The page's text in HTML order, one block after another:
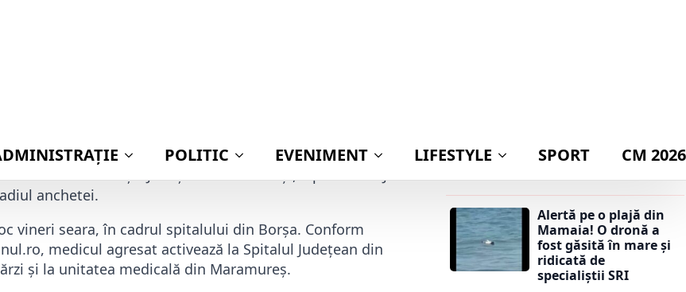
a fost reintrodus în Centrul de Reţinere şi Arestare
anchetei.
vineri seara, în cadrul spitalului din Borșa. Conform
medicul agresat activează la Spitalul Județean din
și la unitatea medicală din Maramureș.
euro: „Ar însemna
Alertă pe o plajă din
Mamaia! O dronă a
fost găsită în mare și
ridicată de
specialiștii SRI